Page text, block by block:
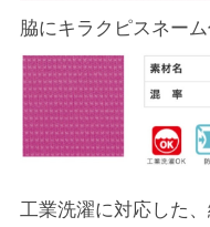
脇にキラクピスネーム
工業洗濯に対応した